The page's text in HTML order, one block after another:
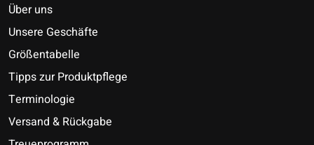
Über uns
Unsere Geschäfte
Größentabelle
Tipps zur Produktpflege
Terminologie
Versand & Rückgabe